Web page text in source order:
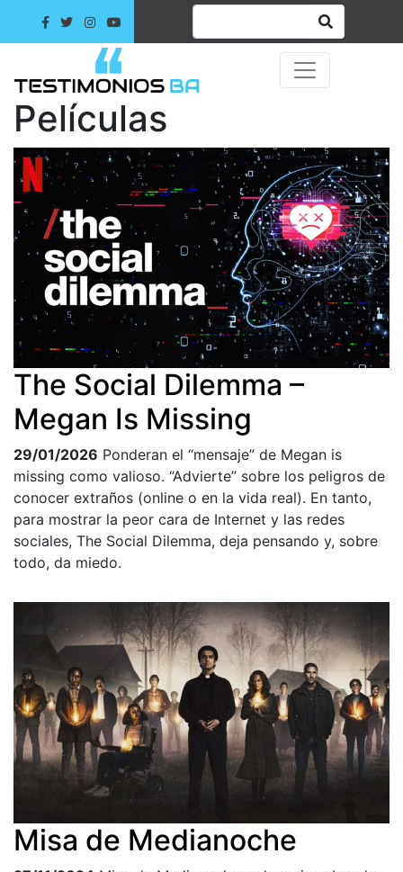
Películas
The Social Dilemma –
Megan Is Missing
29/01/2026 Ponderan el “mensaje” de Megan is
missing como valioso. “Advierte” sobre los peligros de
conocer extraños (online o en la vida real). En tanto,
para mostrar la peor cara de Internet y las redes
sociales, The Social Dilemma, deja pensando y, sobre
todo, da miedo.
Misa de Medianoche